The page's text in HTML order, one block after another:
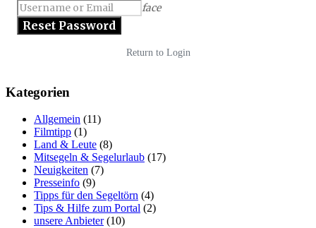
face
Return to Login
Kategorien
Allgemein (11)
Filmtipp (1)
Land & Leute (8)
Mitsegeln & Segelurlaub (17)
Neuigkeiten (7)
Presseinfo (9)
Tipps für den Segeltörn (4)
Tips & Hilfe zum Portal (2)
unsere Anbieter(10)